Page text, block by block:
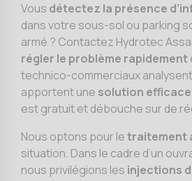
Vous détectez la présence
dans votre sous-sol ou parking
armé ? Contactez Hydrotec
régler le problème rapidement
technico-commerciaux
apportent une solution efficace
est gratuit et débouche sur de
Nous optons pour letraitement
situation. Dans le cadre d’un
nous privilégions les injections